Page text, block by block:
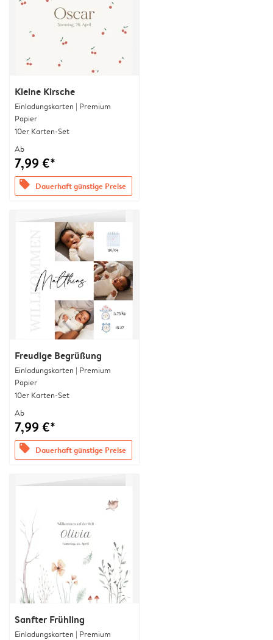
Kleine Kirsche
Einladungskarten | Premium
Papier
10er Karten-Set
Ab
7,99 €*
offers Dauerhaft günstige Preise
Freudige Begrüßung
Einladungskarten | Premium
Papier
10er Karten-Set
Ab
7,99 €*
offers Dauerhaft günstige Preise
Sanfter Frühling
Einladungskarten | Premium